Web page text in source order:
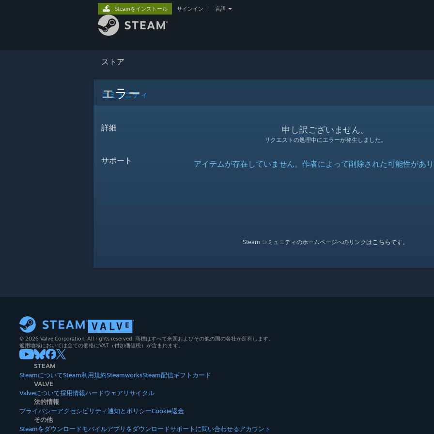
ストア
コミュニティ
詳細
サポート
Steamをインストール サインイン 言語
エラー
申し訳ございません。
リクエストの処理中にエラーが発生しました。
アイテムが存在していません。作者によって削除された可能性があ
Steam コミュニティのホームページへのリンクは こちらです。
© 2026 Valve Corporation. All rights reserved. 商標はすべて米国およびその他の国の各社が所有します。
適用地域においては全ての価格にVAT（付加価値税）が含まれます。
STEAM
SteamについてSteam利用規約SteamworksSteam配信ギフトカード
VALVE
Valveについて採用情報ハードウェア リサイクル
法的情報
プライバシーアクセシビリティ通知とポリシーCookie返金
その他
Steamをダウンロードモバイルアプリをダウンロードサポートに問い合わせるアカウント